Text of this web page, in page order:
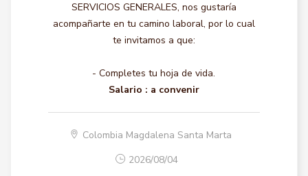
SERVICIOS GENERALES, nos gustaría
acompañarte en tu camino laboral, por lo cual
te invitamos a que:
- Completes tu hoja de vida.
Salario : a convenir
Colombia Magdalena Santa Marta
2026/08/04